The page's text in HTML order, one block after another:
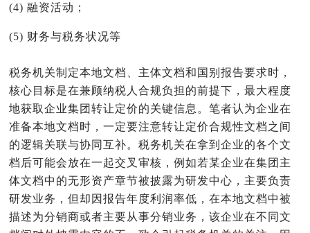
(4) 融资活动；
(5) 财务与税务状况等
税务机关制定本地文档、主体文档和国别报告要求时，
核心目标是在兼顾纳税人合规负担的前提下，最大程度
地获取企业集团转让定价的关键信息。笔者认为企业在
准备本地文档时，一定要注意转让定价合规性文档之间
的逻辑关联与协同互补。税务机关在拿到企业的各个文
档后可能会放在一起交叉审核，例如若某企业在集团主
体文档中的无形资产章节被披露为研发中心，主要负责
研发业务，但却因报告年度利润率低，在本地文档中被
描述为分销商或者主要从事分销业务，该企业在不同文